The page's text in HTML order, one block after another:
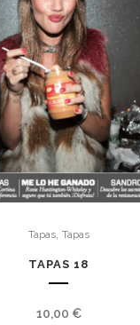
Tapas, Tapas
TAPAS 18
10,00 €